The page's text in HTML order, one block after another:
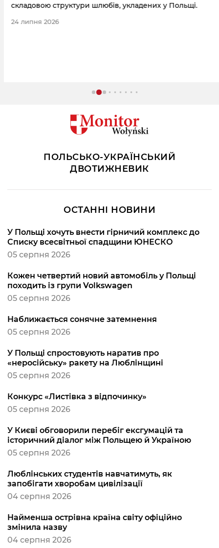
складовою структури шлюбів, укладених у Польщі.
24 липня 2026
ПОЛЬСЬКО-УКРАЇНСЬКИЙ
ДВОТИЖНЕВИК
ОСТАННІ НОВИНИ
У Польщі хочуть внести гірничий комплекс до
Списку всесвітньої спадщини ЮНЕСКО
05 серпня 2026
Кожен четвертий новий автомобіль у Польщі
походить із групи Volkswagen
05 серпня 2026
Наближається сонячне затемнення
05 серпня 2026
У Польщі спростовують наратив про
«неросійську» ракету на Люблінщині
05 серпня 2026
Конкурс «Листівка з відпочинку»
05 серпня 2026
У Києві обговорили перебіг ексгумацій та
історичний діалог між Польщею й Україною
05 серпня 2026
Люблінських студентів навчатимуть, як
запобігати хворобам цивілізації
04 серпня 2026
Найменша острівна країна світу офіційно
змінила назву
04 серпня 2026